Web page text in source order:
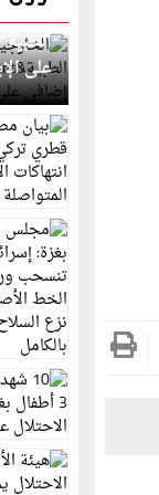
على